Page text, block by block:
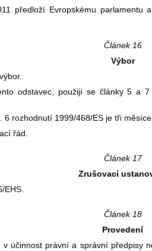
předloží Evropskému parlamentu
Článek 16
Výbor
odstavec, použijí se články 5 a 7
6 rozhodnutí 1999/468/ES je tři
řád.
Článek 17
Zrušovací
EHS.
Článek 18
Provedení
účinnost právní a správní předpisy